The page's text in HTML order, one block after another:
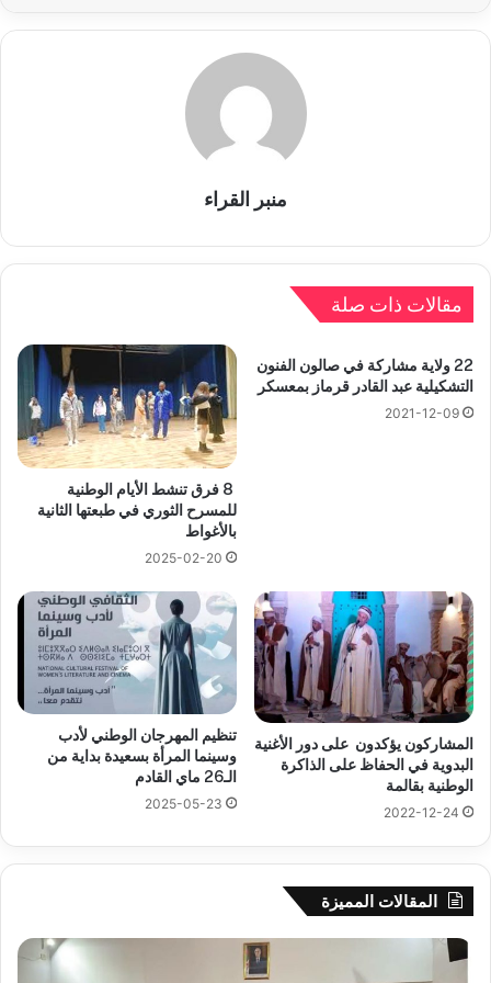
منبر القراء
مقالات ذات صلة
22 ولاية مشاركة في صالون الفنون
التشكيلية عبد القادر قرماز بمعسكر
2021-12-09
8 فرق تنشط الأيام الوطنية
للمسرح الثوري في طبعتها الثانية
بالأغواط
2025-02-20
المشاركون يؤكدون على دور الأغنية
البدوية في الحفاظ على الذاكرة
الوطنية بقالمة
2022-12-24
تنظيم المهرجان الوطني لأدب
وسينما المرأة بسعيدة بداية من
الـ26 ماي القادم
2025-05-23
المقالات المميزة
جيجل: